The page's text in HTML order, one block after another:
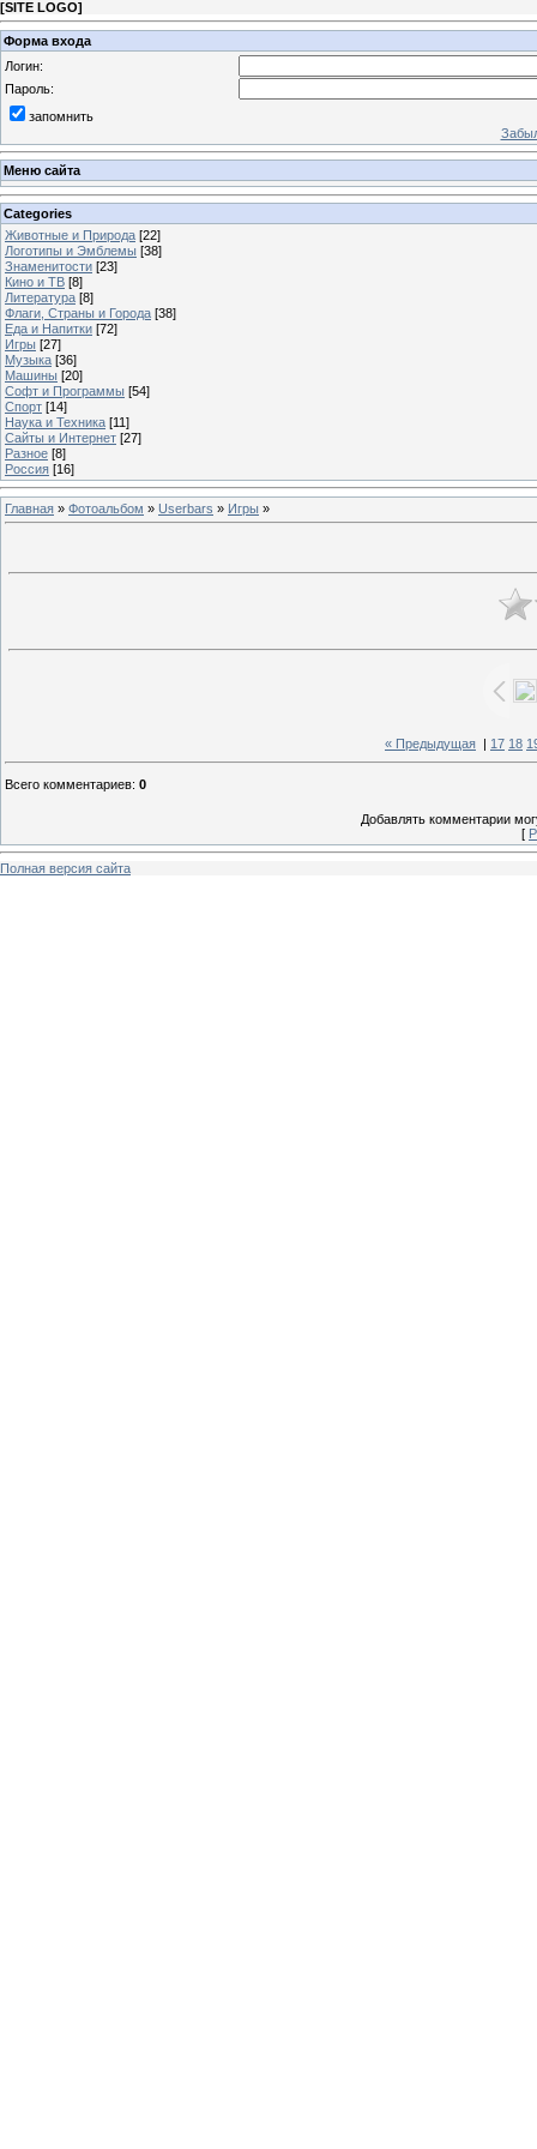
[SITE LOGO]
Форма входа
Логин:
Пароль:
запомнить
Меню сайта
Categories
Животные и Природа [22]
Логотипы и Эмблемы [38]
Знаменитости [23]
Кино и ТВ [8]
Литература [8]
Флаги, Страны и Города [38]
Еда и Напитки [72]
Игры [27]
Музыка [36]
Машины [20]
Софт и Программы [54]
Спорт [14]
Наука и Техника [11]
Сайты и Интернет [27]
Разное [8]
Россия [16]
Главная » Фотоальбом » Userbars » Игры »
« Предыдущая 17 18
Всего комментариев: 0
Добавлять комментарии
[
Полная версия сайта